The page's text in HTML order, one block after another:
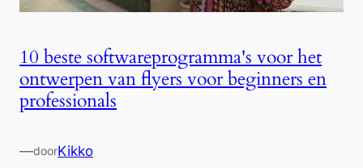
10 beste softwareprogramma's voor het
ontwerpen van flyers voor beginners en
professionals
—doorKikko